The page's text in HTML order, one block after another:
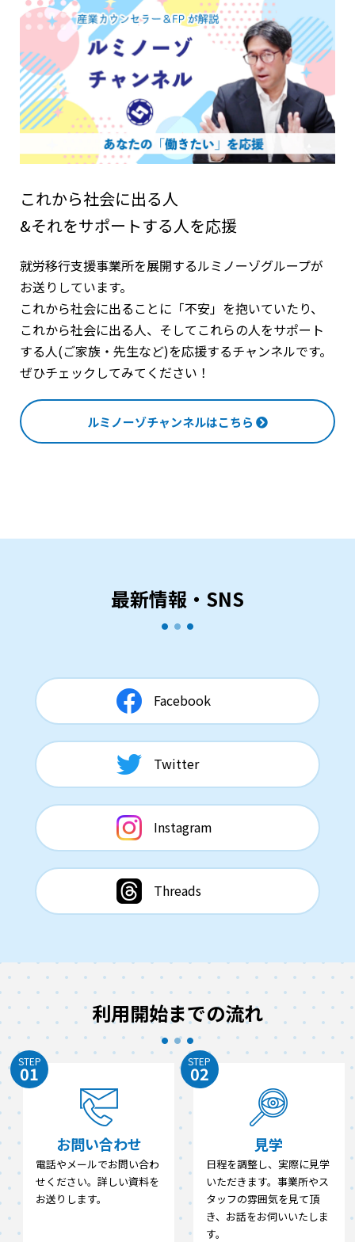
これから社会に出る人
&それをサポートする人を応援
就労移行支援事業所を展開するルミノーゾグループが
お送りしています。
これから社会に出ることに「不安」を抱いていたり、
これから社会に出る人、そしてこれらの人をサポート
する人(ご家族・先生など)を応援するチャンネルです。
ぜひチェックしてみてください！
ルミノーゾチャンネルはこちら
最新情報・SNS
Facebook
Twitter
Instagram
Threads
利用開始までの流れ
STEP
01
お問い合わせ
電話やメールでお問い合わ
せください。詳しい資料を
お送りします。
STEP
02
見学
日程を調整し、実際に見学
いただきます。事業所やス
タッフの雰囲気を見て頂
き、お話をお伺いいたしま
す。